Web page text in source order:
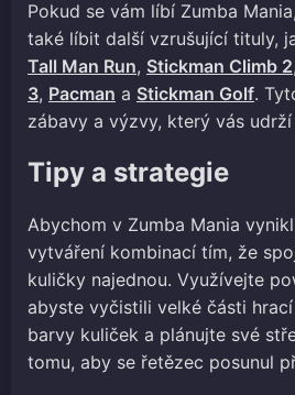
Pokud se vám líbí Zumba
také líbit další vzrušující tituly,
Tall Man Run, Stickman Climb 2,
3, Pacman a Stickman Golf.
zábavy a výzvy, který vás
Tipy a strategie
Abychom v Zumba Mania
vytváření kombinací tím, že
kuličky najednou. Využívejte
abyste vyčistili velké části
barvy kuliček a plánujte své
tomu, aby se řetězec posunul